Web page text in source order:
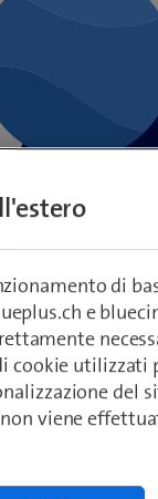
di
e
cookie utilizzati
del
viene